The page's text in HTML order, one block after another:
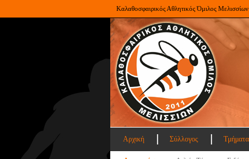
Καλαθοσφαιρικός Αθλητικός Όμιλος
Αρχική Σύλλογος Τμήματα